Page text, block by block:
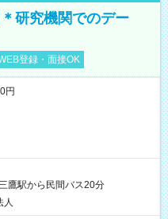
研究機関でのデー
登録・面接OK
円
鷹駅から民間バス20分
人